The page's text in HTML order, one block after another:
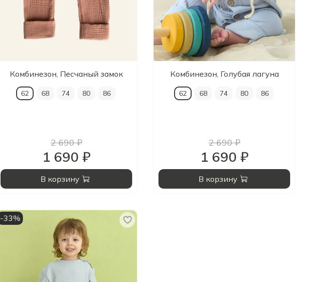
Комбинезон, Песчаный замок
62 68 74 80 86
2 690 ₽
1 690 ₽
В корзину
Комбинезон, Голубая лагуна
62 68 74 80 86
2 690 ₽
1 690 ₽
В корзину
-33%